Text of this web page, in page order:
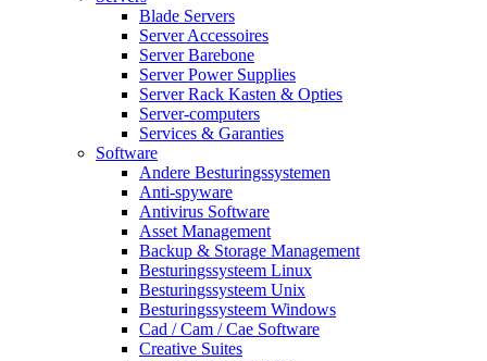
Blade Servers
Server Accessoires
Server Barebone
Server Power Supplies
Server Rack Kasten & Opties
Server-computers
Services & Garanties
Software
Andere Besturingssystemen
Anti-spyware
Antivirus Software
Asset Management
Backup & Storage Management
Besturingssysteem Linux
Besturingssysteem Unix
Besturingssysteem Windows
Cad / Cam / Cae Software
Creative Suites